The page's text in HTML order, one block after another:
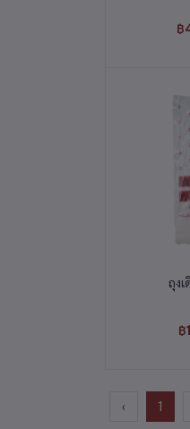
฿
หยิ
ถุง
฿
‹ 1